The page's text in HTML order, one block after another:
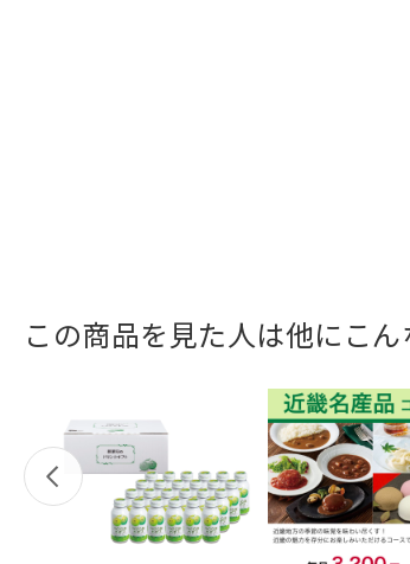
この商品を見た人は他にこん